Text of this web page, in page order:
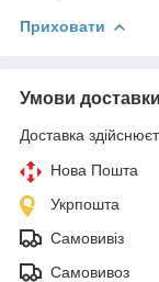
Приховати
Умови доставки
Доставка
Нова Пошта
Укрпошта
Самовивіз
Самовивоз